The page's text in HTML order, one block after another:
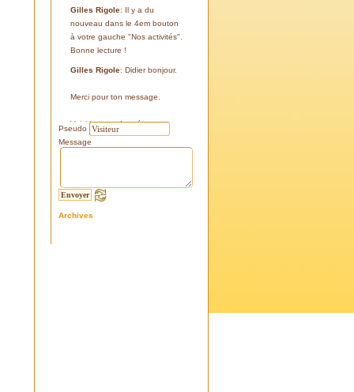
Gilles Rigole: Il y a du
nouveau dans le 4em bouton
à votre gauche "Nos activités".
Bonne lecture !
Gilles Rigole: Didier bonjour.
Merci pour ton message.
Voici les coordonnées:
43°38'48'' N
Si tu le peux, le veux, notre
l'Eissame, fait une sortie le
Pseudo
Message
Archives